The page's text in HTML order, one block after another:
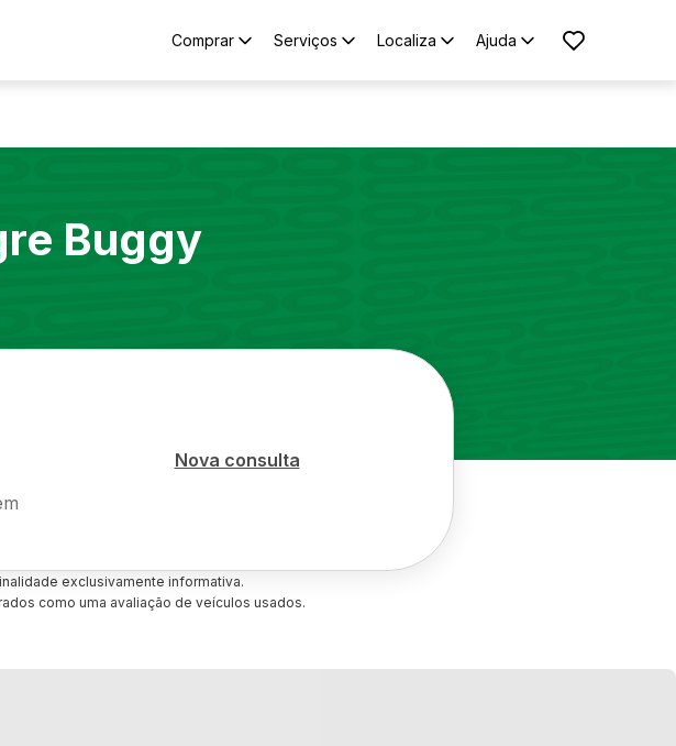
Comprar Serviços Localiza Ajuda
Buggy
Nova consulta
exclusivamente informativa.
como uma avaliação de veículos usados.